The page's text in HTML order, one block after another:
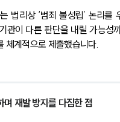
법리상 ‘범죄 불성립’ 논리를
관이 다른 판단을 내릴 가능성
체계적으로 제출했습니다.
며 재발 방지를 다짐한 점